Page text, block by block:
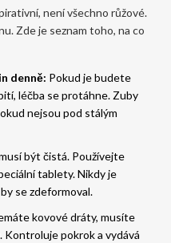
není všechno růžové.
Zde je seznam toho, na co
denně: Pokud je budete
léčba se protáhne. Zuby
nejsou pod stálým
být čistá. Používejte
tablety. Nikdy je
se zdeformoval.
kovové dráty, musíte
pokrok a vydává